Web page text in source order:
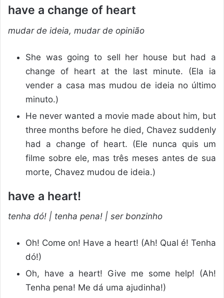
have a change of heart
mudar de ideia, mudar de opinião
She was going to sell her house but had a
change of heart at the last minute. (Ela ia
vender a casa mas mudou de ideia no último
minuto.)
He never wanted a movie made about him, but
three months before he died, Chavez suddenly
had a change of heart. (Ele nunca quis um
filme sobre ele, mas três meses antes de sua
morte, Chavez mudou de ideia.)
have a heart!
tenha dó! | tenha pena! | ser bonzinho
Oh! Come on! Have a heart! (Ah! Qual é! Tenha
dó!)
Oh, have a heart! Give me some help! (Ah!
Tenha pena! Me dá uma ajudinha!)